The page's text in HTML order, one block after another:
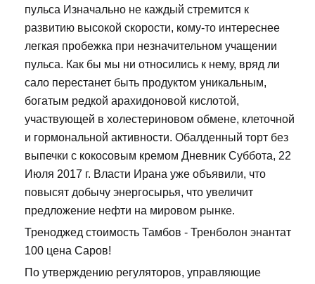
пульса Изначально не каждый стремится к
развитию высокой скорости, кому-то интереснее
легкая пробежка при незначительном учащении
пульса. Как бы мы ни относились к нему, вряд ли
сало перестанет быть продуктом уникальным,
богатым редкой арахидоновой кислотой,
участвующей в холестериновом обмене, клеточной
и гормональной активности. Обалденный торт без
выпечки с кокосовым кремом Дневник Суббота, 22
Июля 2017 г. Власти Ирана уже объявили, что
повысят добычу энергосырья, что увеличит
предложение нефти на мировом рынке.
Треноджед стоимость Тамбов - Тренболон энантат
100 цена Саров!
По утверждению регуляторов, управляющие